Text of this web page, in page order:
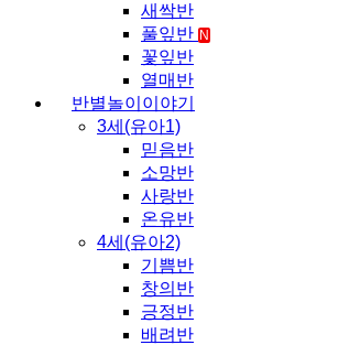
새싹반
풀잎반 N
꽃잎반
열매반
반별놀이이야기
3세(유아1)
믿음반
소망반
사랑반
온유반
4세(유아2)
기쁨반
창의반
긍정반
배려반